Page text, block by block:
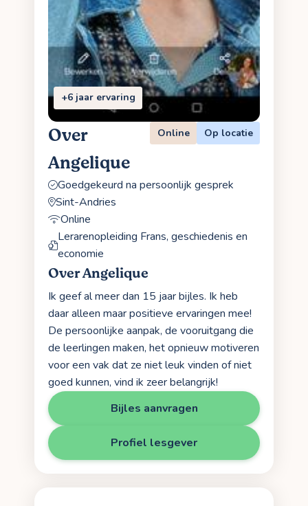
+6 jaar ervaring
Over
Angelique
Online Op locatie
Goedgekeurd na persoonlijk gesprek
Sint-Andries
Online
Lerarenopleiding Frans, geschiedenis en
economie
Over Angelique
Ik geef al meer dan 15 jaar bijles. Ik heb
daar alleen maar positieve ervaringen mee!
De persoonlijke aanpak, de vooruitgang die
de leerlingen maken, het opnieuw motiveren
voor een vak dat ze niet leuk vinden of niet
goed kunnen, vind ik zeer belangrijk!
Bijles aanvragen
Profiel lesgever